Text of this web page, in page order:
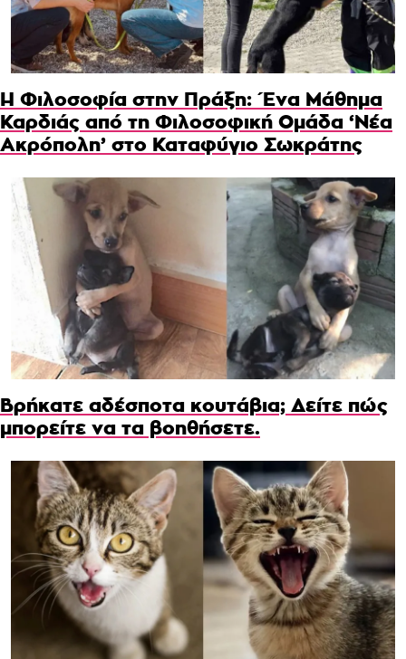
Η Φιλοσοφία στην Πράξη: Ένα Μάθημα
Καρδιάς από τη Φιλοσοφική Ομάδα ‘Νέα
Ακρόπολη’ στο Καταφύγιο Σωκράτης
Βρήκατε αδέσποτα κουτάβια; Δείτε πώς
μπορείτε να τα βοηθήσετε.